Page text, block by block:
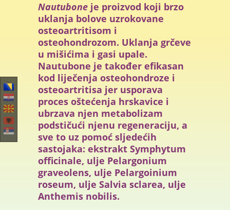
Nautubone je proizvod koji brzo
uklanja bolove uzrokovane
osteoartritisom i
osteohondrozom. Uklanja grčeve
u mišićima i gasi upale.
Nautubone je također efikasan
kod liječenja osteohondroze i
osteoartritisa jer usporava
proces oštećenja hrskavice i
ubrzava njen metabolizam
podstičući njenu regeneraciju, a
sve to uz pomoć sljedećih
sastojaka: ekstrakt Symphytum
officinale, ulje Pelargonium
graveolens, ulje Pelargoinium
roseum, ulje Salvia sclarea, ulje
Anthemis nobilis.